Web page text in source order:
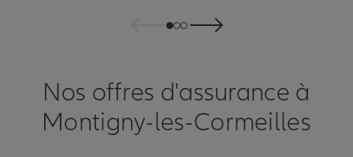
Nos offres d'assurance à
Montigny-les-Cormeilles